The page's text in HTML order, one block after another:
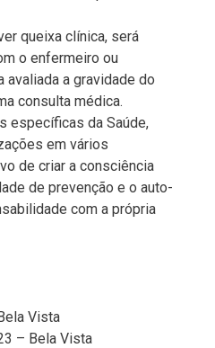
queixa clínica, será
o enfermeiro ou
avaliada a gravidade do
consulta médica.
específicas da Saúde,
em vários
de criar a consciência
de prevenção e o auto-
com a própria
Vista
– Bela Vista